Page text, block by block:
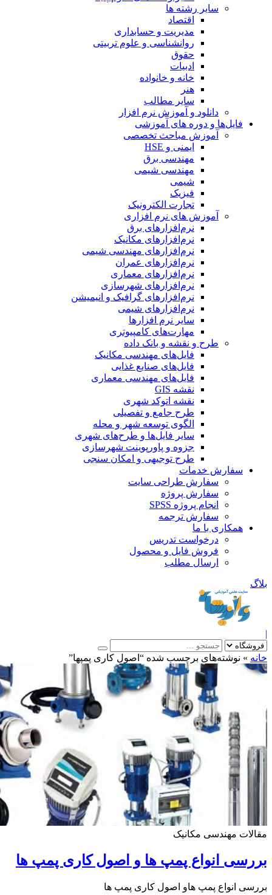
سایر رشته ها
اقتصاد
مدیریت و حسابداری
روانشناسی و علوم تربیتی
حقوق
ادبیات
خانه و خانواده
هنر
سایر مطالب
دانلود و آموزش نرم افزار
فایل‌ها و دوره های آموزشی
آموزش مباحث تخصصی
ایمنی و HSE
مهندسی برق
مهندسی شیمی
شیمی
فیزیک
تجارت الکترونیک
آموزش های نرم افزاری
نرم‌افزارهای برق
نرم‌افزارهای مکانیک
نرم‌افزارهای مهندسی شیمی
نرم‌افزارهای عمران
نرم‌افزارهای معماری
نرم‌افزارهای شهرسازی
نرم‌افزارهای گرافیک و انیمیشن
نرم‌افزارهای شیمی
سایر نرم افزارها
مهارت‌های کامپیوتری
طرح و نقشه و بانک داده
فایل‌های مهندسی مکانیک
فایل‌های صنایع غذایی
فایل‌های مهندسی معماری
نقشه GIS
نقشه اتوکد شهری
طرح جامع و تفصیلی
الگوی توسعه شهر و محله
سایر فایل‌ها و طرح‌های شهری
جزوه و پاورپوینت شهرسازی
طرح توجیهی و امکان سنجی
سفارش خدمات
سفارش طراحی سایت
سفارش پروژه
انجام پروژه SPSS
سفارش ترجمه
همکاری با ما
درخواست تدریس
فروش فایل و محصول
ارسال مطلب
»نوشته‌های برچسب شده “اصول کاری پمپها”
مهندسی مکانیک
انواع پمپ ها و اصول کاری پمپ ها
انواع پمپ هاو اصول کاری پمپ ها